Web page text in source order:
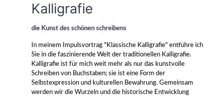
Kalligrafie
die Kunst des schönen schreibens
In meinem Impulsvortrag "Klassische Kalligrafie" entführe ich
Sie in die faszinierende Welt der traditionellen Kalligrafie.
Kalligrafie ist für mich weit mehr als nur das kunstvolle
Schreiben von Buchstaben; sie ist eine Form der
Selbstexpression und kulturellen Bewahrung. Gemeinsam
werden wir die Wurzeln und die historische Entwicklung